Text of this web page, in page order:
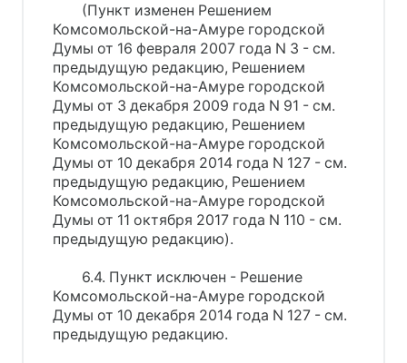
(Пункт изменен Решением
Комсомольской-на-Амуре городской
Думы от 16 февраля 2007 года N 3 - см.
предыдущую редакцию, Решением
Комсомольской-на-Амуре городской
Думы от 3 декабря 2009 года N 91 - см.
предыдущую редакцию, Решением
Комсомольской-на-Амуре городской
Думы от 10 декабря 2014 года N 127 - см.
предыдущую редакцию, Решением
Комсомольской-на-Амуре городской
Думы от 11 октября 2017 года N 110 - см.
предыдущую редакцию).
6.4. Пункт исключен - Решение
Комсомольской-на-Амуре городской
Думы от 10 декабря 2014 года N 127 - см.
предыдущую редакцию.